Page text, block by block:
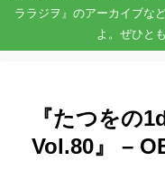
ララジヲ』のアーカイブな
よ。ぜひと
『たつをの
Vol.80』 –